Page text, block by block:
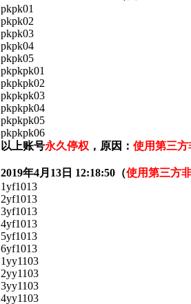
pkpk01
pkpk02
pkpk03
pkpk04
pkpk05
pkpkpk01
pkpkpk02
pkpkpk03
pkpkpk04
pkpkpk05
pkpkpk06
以上账号永久停权 ，原因： 使用第三
2019年4月13日 12:18:50（使用第三方
1yf1013
2yf1013
3yf1013
4yf1013
5yf1013
6yf1013
1yy1103
2yy1103
3yy1103
4yy1103